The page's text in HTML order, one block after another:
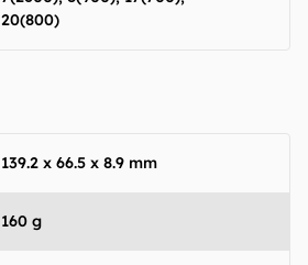
20(800)
139.2 x 66.5 x 8.9 mm
160 g